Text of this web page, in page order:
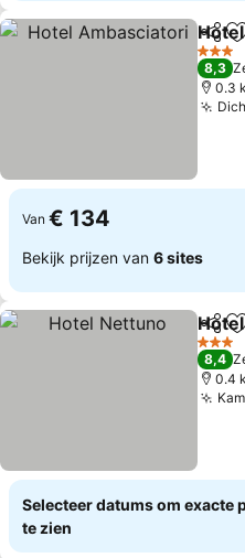
Delen
3 Sterren
8,3
0.3
Van € 134
Bekijk prijzen van 6 sites
Delen
3 Sterren
8,4
0.4
Selecteer datums om exacte
te zien